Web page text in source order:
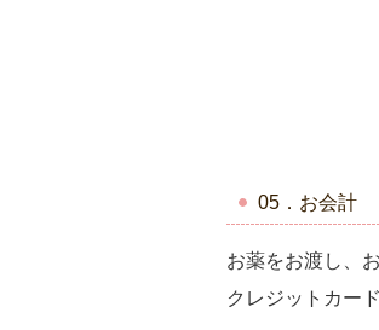
05．お会計
お薬をお渡し、
クレジットカー